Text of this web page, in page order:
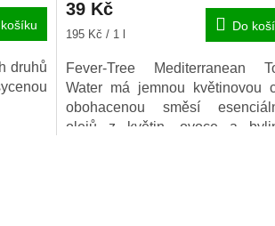
druhů
39 Kč
Měrná
195 Kč / 1 l
Do
Fever-Tree Mediterranean
Water má jemnou květinovou
obohacenou směsí
olejů z květin, ovoce a